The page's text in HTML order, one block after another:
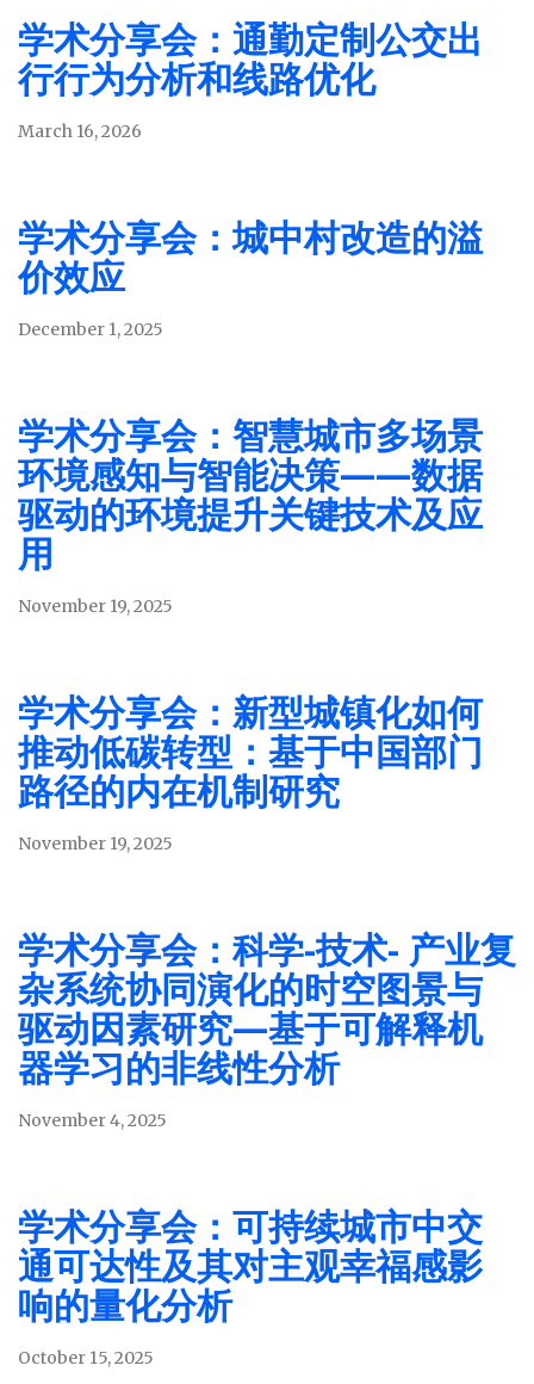
学术分享会：通勤定制公交出
行行为分析和线路优化
March 16, 2026
学术分享会：城中村改造的溢
价效应
December 1, 2025
学术分享会：智慧城市多场景
环境感知与智能决策——数据
驱动的环境提升关键技术及应
用
November 19, 2025
学术分享会：新型城镇化如何
推动低碳转型：基于中国部门
路径的内在机制研究
November 19, 2025
学术分享会：科学-技术- 产业复
杂系统协同演化的时空图景与
驱动因素研究—基于可解释机
器学习的非线性分析
November 4, 2025
学术分享会：可持续城市中交
通可达性及其对主观幸福感影
响的量化分析
October 15, 2025